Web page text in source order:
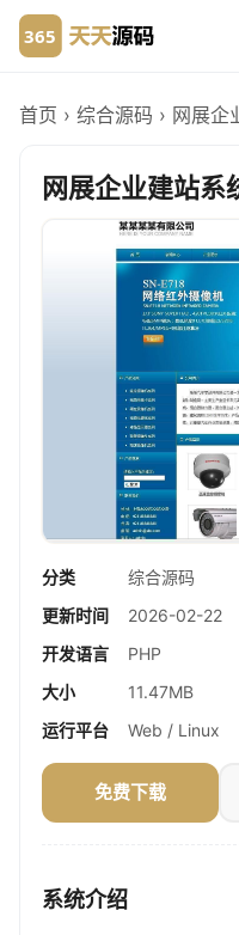
首页 › 综合源码 › 网展企
网展企业建站
分类
综合源码
更新时间
2026-02-22
开发语言
PHP
大小
11.47MB
运行平台
Web / Linux
免费下载
系统介绍